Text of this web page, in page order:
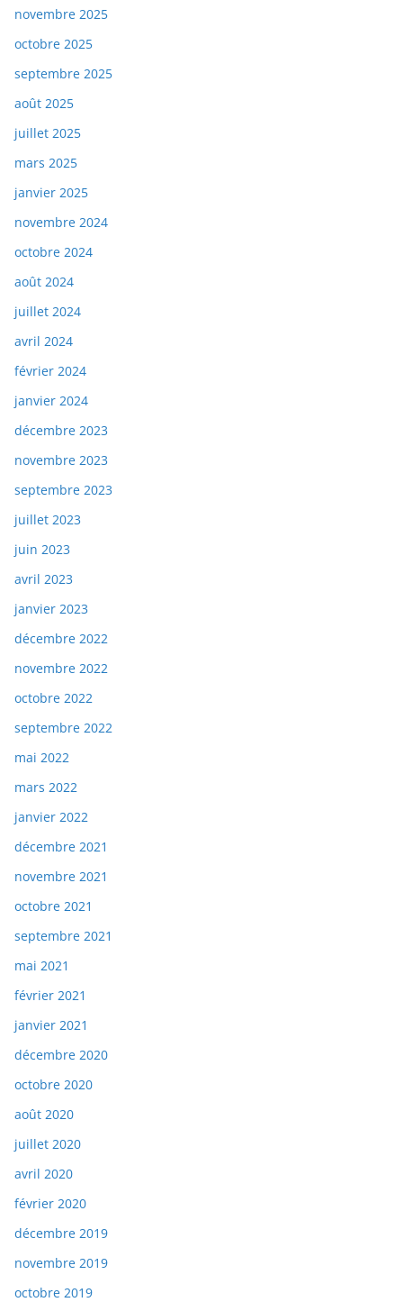
novembre 2025
octobre 2025
septembre 2025
août 2025
juillet 2025
mars 2025
janvier 2025
novembre 2024
octobre 2024
août 2024
juillet 2024
avril 2024
février 2024
janvier 2024
décembre 2023
novembre 2023
septembre 2023
juillet 2023
juin 2023
avril 2023
janvier 2023
décembre 2022
novembre 2022
octobre 2022
septembre 2022
mai 2022
mars 2022
janvier 2022
décembre 2021
novembre 2021
octobre 2021
septembre 2021
mai 2021
février 2021
janvier 2021
décembre 2020
octobre 2020
août 2020
juillet 2020
avril 2020
février 2020
décembre 2019
novembre 2019
octobre 2019